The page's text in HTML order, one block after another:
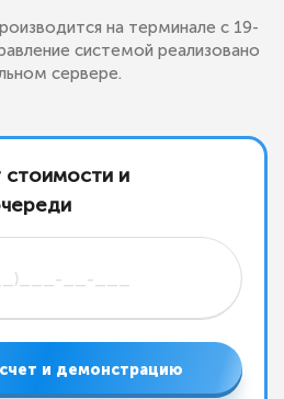
на терминале с 19-
системой реализовано
сервере.
стоимости и
и демонстрацию